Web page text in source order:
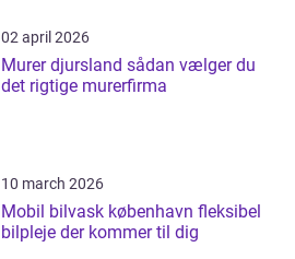
02 april 2026
Murer djursland sådan vælger du
det rigtige murerfirma
10 march 2026
Mobil bilvask københavn fleksibel
bilpleje der kommer til dig